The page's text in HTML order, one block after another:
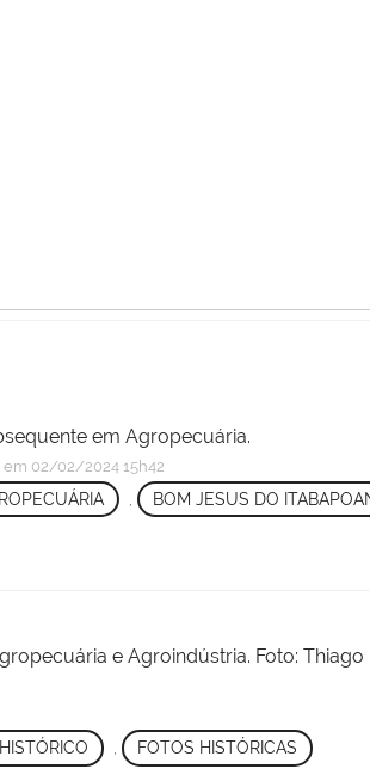
em Agropecuária.
em 02/02/2024 15h42
BOM JESUS DO
e Agroindústria. Foto: Thiago
HISTÓRICO , FOTOS HISTÓRICAS